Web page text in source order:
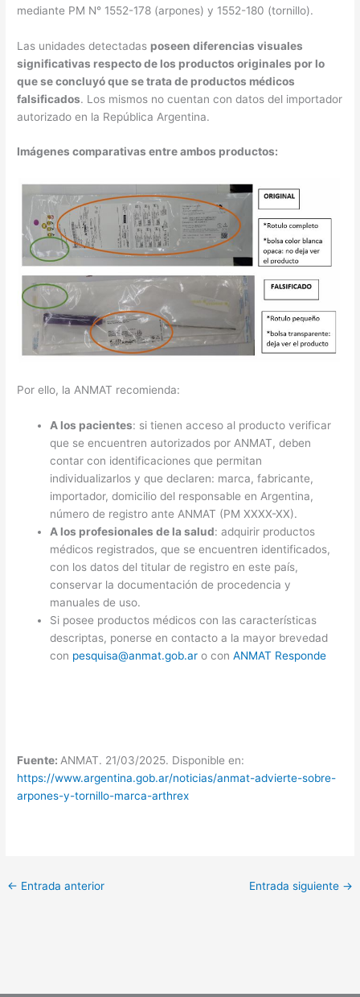
mediante PM N° 1552-178 (arpones) y 1552-180 (tornillo).
Las unidades detectadas poseen diferencias visuales
significativas respecto de los productos originales por lo
que se concluyó que se trata de productos médicos
falsificados. Los mismos no cuentan con datos del importador
autorizado en la República Argentina.
Imágenes comparativas entre ambos productos:
Por ello, la ANMAT recomienda:
A los pacientes: si tienen acceso al producto verificar
que se encuentren autorizados por ANMAT, deben
contar con identificaciones que permitan
individualizarlos y que declaren: marca, fabricante,
importador, domicilio del responsable en Argentina,
número de registro ante ANMAT (PM XXXX-XX).
A los profesionales de la salud: adquirir productos
médicos registrados, que se encuentren identificados,
con los datos del titular de registro en este país,
conservar la documentación de procedencia y
manuales de uso.
Si posee productos médicos con las características
descriptas, ponerse en contacto a la mayor brevedad
con pesquisa@anmat.gob.ar o conANMAT Responde
Fuente: ANMAT. 21/03/2025. Disponible en:
https://www.argentina.gob.ar/noticias/anmat-advierte-sobre-
arpones-y-tornillo-marca-arthrex
← Entrada anterior Entrada siguiente →